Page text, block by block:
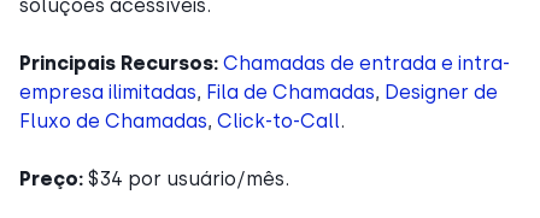
soluções acessíveis.
Principais Recursos: Chamadas de entrada e intra-
empresa ilimitadas, Fila de Chamadas, Designer de
Fluxo de Chamadas, Click-to-Call.
Preço: $34 por usuário/mês.